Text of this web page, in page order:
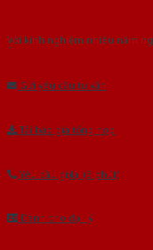
Với kinh nghiệm nhiêu năm
Âu.Chúng tôi tự tin là nhà sản
Gửi yêu cầu tư vấn
Tải báo giá tổng hợp
Yêu cầu gọi lại (3 phút)
Dành cho đại lý